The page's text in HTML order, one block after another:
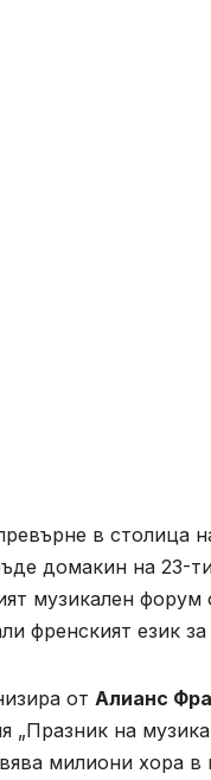
в столица
домакин на 23-
музикален
френският език за
от Алианс
„Празник на
милиони хора